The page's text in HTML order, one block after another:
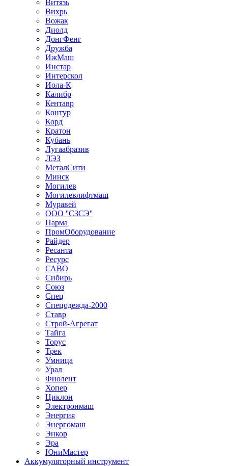
Витязь
Вихрь
Вожак
Диолд
ДонгФенг
Дружба
ИжМаш
Инстар
Интерскол
Иола-К
Калибр
Кентавр
Контур
Корд
Кратон
Кубань
Лугаабразив
ЛЭЗ
МеталСити
Минск
Могилев
Могилевлифтмаш
Муравей
ООО ''СЗСЭ''
Парма
ПромОборудование
Райдер
Ресанта
Ресурс
САВО
Сибирь
Союз
Спец
Спецодежда-2000
Ставр
Строй-Агрегат
Тайга
Торус
Трек
Умница
Урал
Фиолент
Хопер
Циклон
Электронмаш
Энергия
Энергомаш
Энкор
Эра
ЮниМастер
Аккумуляторный инструмент